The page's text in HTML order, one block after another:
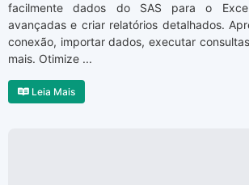
facilmente dados do SAS para o
avançadas e criar relatórios detalhados.
conexão, importar dados, executar
mais. Otimize ...
Leia Mais